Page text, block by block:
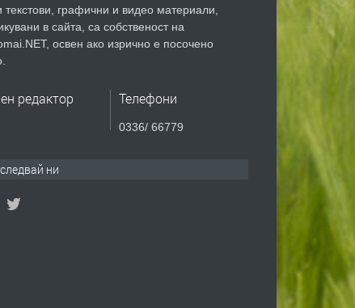
текстови, графични и видео материали,
в сайта, са собственост на
освен ако изрично е посочено
редактор Телефони
0336/ 66779
ни